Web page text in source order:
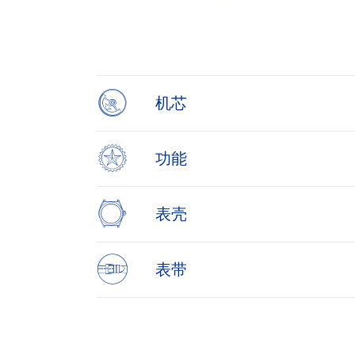
机芯
功能
表壳
表带